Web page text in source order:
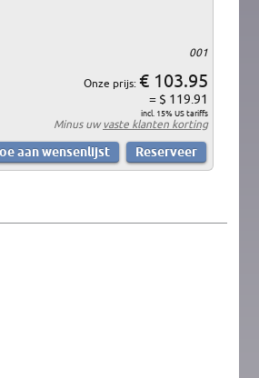
001
Onze prijs: € 103.95
= $ 119.91
incl. 15% US tariffs
Minus uwvaste klanten korting